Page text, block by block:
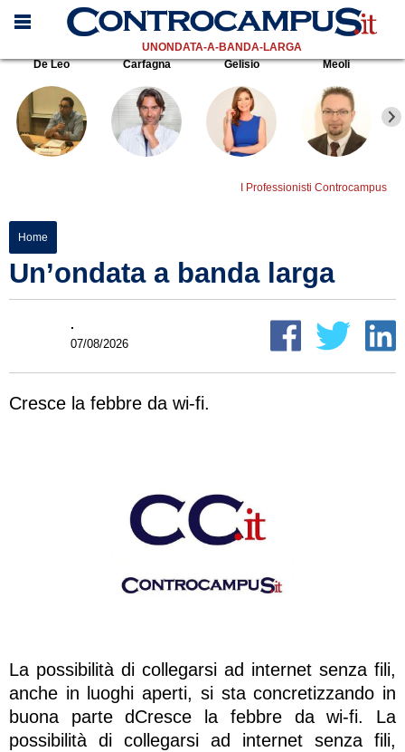
UNONDATA-A-BANDA-LARGA
De Leo
Carfagna Gelisio Meoli
I Professionisti Controcampus
Home
Un’ondata a banda larga
.
07/08/2026
Cresce la febbre da wi-fi.
La possibilità di collegarsi ad internet senza fili,
anche in luoghi aperti, si sta concretizzando in
buona parte dCresce la febbre da wi-fi. La
possibilità di collegarsi ad internet senza fili,